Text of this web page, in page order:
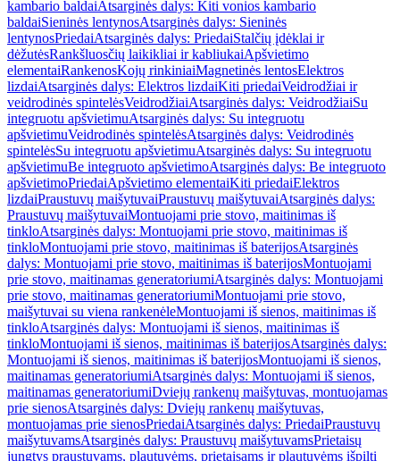
kambario baldaiAtsarginės dalys: Kiti vonios kambario
baldaiSieninės lentynosAtsarginės dalys: Sieninės
lentynosPriedaiAtsarginės dalys: PriedaiStalčių įdėklai ir
dėžutėsRankšluosčių laikikliai ir kabliukaiApšvietimo
elementaiRankenosKojų rinkiniaiMagnetinės lentosElektros
lizdaiAtsarginės dalys: Elektros lizdaiKiti priedaiVeidrodžiai ir
veidrodinės spintelėsVeidrodžiaiAtsarginės dalys: VeidrodžiaiSu
integruotu apšvietimuAtsarginės dalys: Su integruotu
apšvietimuVeidrodinės spintelėsAtsarginės dalys: Veidrodinės
spintelėsSu integruotu apšvietimuAtsarginės dalys: Su integruotu
apšvietimuBe integruoto apšvietimoAtsarginės dalys: Be integruoto
apšvietimoPriedaiApšvietimo elementaiKiti priedaiElektros
lizdaiPraustuvų maišytuvaiPraustuvų maišytuvaiAtsarginės dalys:
Praustuvų maišytuvaiMontuojami prie stovo, maitinimas iš
tinkloAtsarginės dalys: Montuojami prie stovo, maitinimas iš
tinkloMontuojami prie stovo, maitinimas iš baterijosAtsarginės
dalys: Montuojami prie stovo, maitinimas iš baterijosMontuojami
prie stovo, maitinamas generatoriumiAtsarginės dalys: Montuojami
prie stovo, maitinamas generatoriumiMontuojami prie stovo,
maišytuvai su viena rankenėleMontuojami iš sienos, maitinimas iš
tinkloAtsarginės dalys: Montuojami iš sienos, maitinimas iš
tinkloMontuojami iš sienos, maitinimas iš baterijosAtsarginės dalys:
Montuojami iš sienos, maitinimas iš baterijosMontuojami iš sienos,
maitinamas generatoriumiAtsarginės dalys: Montuojami iš sienos,
maitinamas generatoriumiDviejų rankenų maišytuvas, montuojamas
prie sienosAtsarginės dalys: Dviejų rankenų maišytuvas,
montuojamas prie sienosPriedaiAtsarginės dalys: PriedaiPraustuvų
maišytuvamsAtsarginės dalys: Praustuvų maišytuvamsPrietaisų
jungtys praustuvams, plautuvėms, prietaisams ir plautuvėms išpilti